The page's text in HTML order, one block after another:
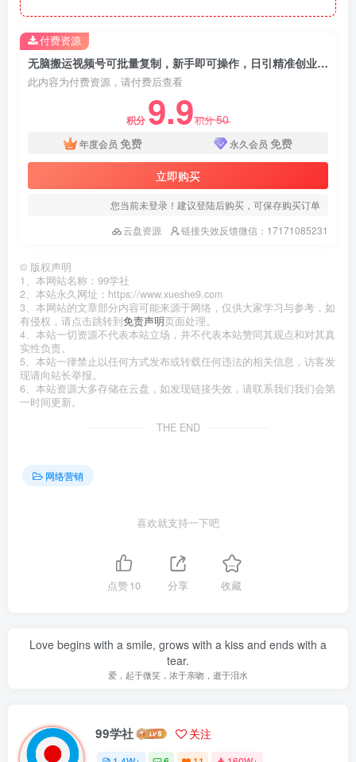
无脑搬运视频号可批量复制，新手即可操作，日引精准创业粉300+ 月变现2W+
此内容为付费资源，请付费后查看
积分 9.9积分50
年度会员 免费 永久会员 免费
立即购买
您当前未登录！建议登陆后购买，可保存购买订单
云盘资源
链接失效反馈微信：17171085231
付费资源
© 版权声明
1、本网站名称：99学社
2、本站永久网址：https://www.xueshe9.com
3、本网站的文章部分内容可能来源于网络，仅供大家学习与参考，如
有侵权，请点击跳转到免责声明页面处理。
4、本站一切资源不代表本站立场，并不代表本站赞同其观点和对其真
实性负责。
5、本站一律禁止以任何方式发布或转载任何违法的相关信息，访客发
现请向站长举报。
6、本站资源大多存储在云盘，如发现链接失效，请联系我们我们会第
一时间更新。
THE END
网络营销
喜欢就支持一下吧
点赞10 分享 收藏
Love begins with a smile, grows with a kiss and ends with a
tear.
爱，起于微笑，浓于亲吻，逝于泪水
99学社 关注